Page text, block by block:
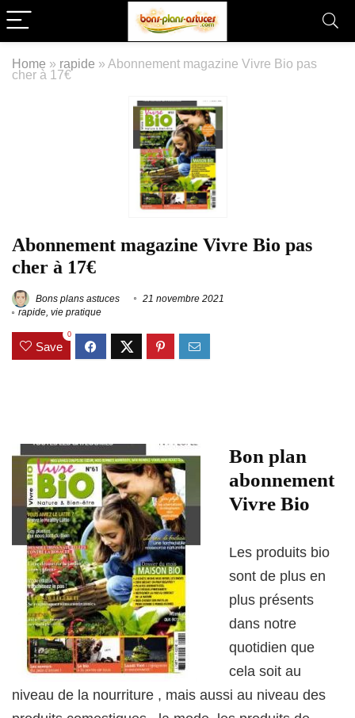
Home » rapide » Abonnement magazine Vivre Bio pas
cher à 17€
Abonnement magazine Vivre Bio pas
cher à 17€
Bons plans astuces
21 novembre 2021
rapide, vie pratique
Save
0
Bon plan
abonnement
Vivre Bio
Les produits bio
sont de plus en
plus présents
dans notre
quotidien que
cela soit au
niveau de la nourriture , mais aussi au niveau des